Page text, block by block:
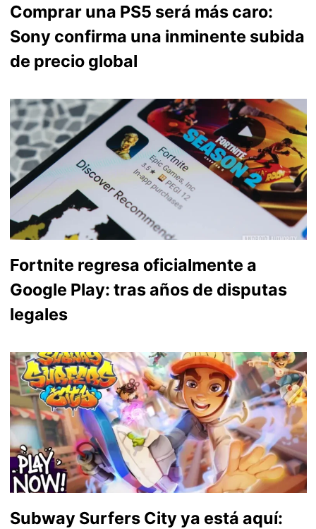
Comprar una PS5 será más caro:
Sony confirma una inminente subida
de precio global
Fortnite regresa oficialmente a
Google Play: tras años de disputas
legales
Subway Surfers City ya está aquí: